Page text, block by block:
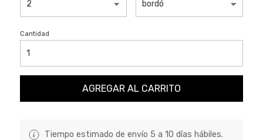
Cantidad
AGREGAR AL CARRITO
Tiempo estimado de envío 5 a 10 días hábiles.